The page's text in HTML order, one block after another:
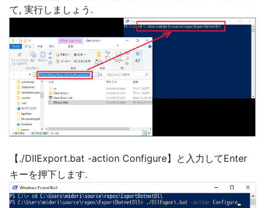
て, 実行しましょう.
【./DllExport.bat -action Configure】と入力してEnter
キーを押下します.